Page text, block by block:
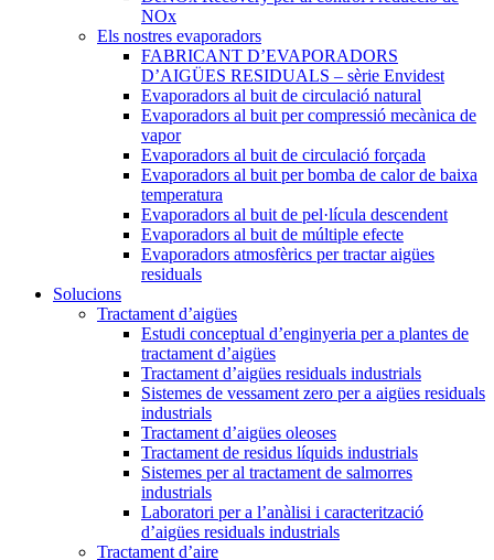
NOx
Els nostres evaporadors
FABRICANT D’EVAPORADORS
D’AIGÜES RESIDUALS – sèrie Envidest
Evaporadors al buit de circulació natural
Evaporadors al buit per compressió mecànica de
vapor
Evaporadors al buit de circulació forçada
Evaporadors al buit per bomba de calor de baixa
temperatura
Evaporadors al buit de pel·lícula descendent
Evaporadors al buit de múltiple efecte
Evaporadors atmosfèrics per tractar aigües
residuals
Solucions
Tractament d’aigües
Estudi conceptual d’enginyeria per a plantes de
tractament d’aigües
Tractament d’aigües residuals industrials
Sistemes de vessament zero per a aigües residuals
industrials
Tractament d’aigües oleoses
Tractament de residus líquids industrials
Sistemes per al tractament de salmorres
industrials
Laboratori per a l’anàlisi i caracterització
d’aigües residuals industrials
Tractament d’aire